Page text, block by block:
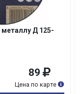
металлу Д 125-
89
Цена по карте